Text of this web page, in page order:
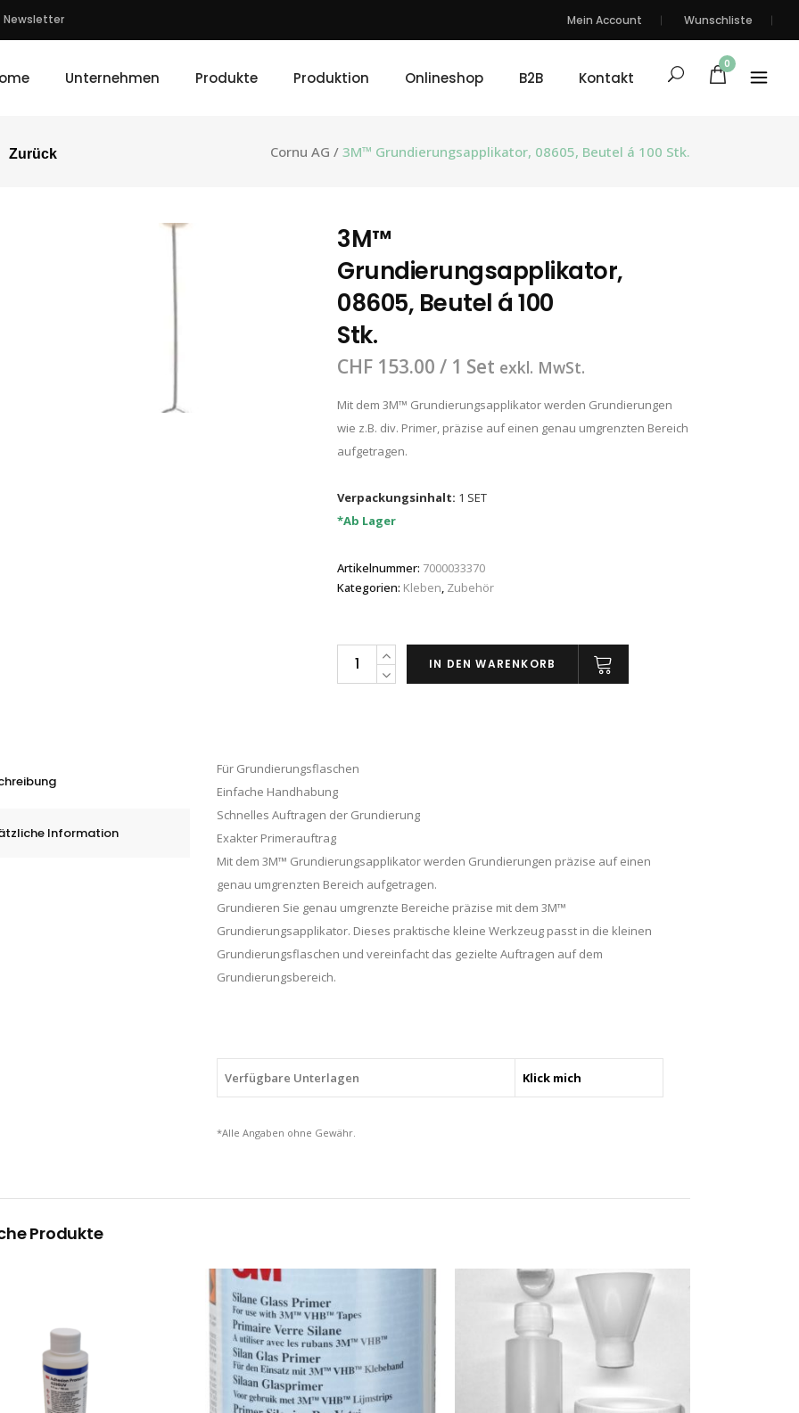
Newsletter Mein Account Wunschliste
Unternehmen Produkte Produktion Onlineshop B2B Kontakt
0
Cornu AG / 3M™ Grundierungsapplikator, 08605, Beutel á 100 Stk.
Zurück
3M™
Grundierungsapplikator,
08605, Beutel á 100
Stk.
CHF 153.00 / 1 Set exkl. MwSt.
Mit dem 3M™ Grundierungsapplikator werden Grundierungen
wie z.B. div. Primer, präzise auf einen genau umgrenzten Bereich
aufgetragen.
Verpackungsinhalt: 1 SET
*Ab Lager
Artikelnummer: 7000033370
Kategorien: Kleben, Zubehör
3M™
Grundierungsapplikator,
100
Stk.
quantity
IN DEN WARENKORB
Information
Für Grundierungsflaschen
Einfache Handhabung
Schnelles Auftragen der Grundierung
Exakter Primerauftrag
Mit dem 3M™ Grundierungsapplikator werden Grundierungen präzise auf einen
genau umgrenzten Bereich aufgetragen.
Grundieren Sie genau umgrenzte Bereiche präzise mit dem 3M™
Grundierungsapplikator. Dieses praktische kleine Werkzeug passt in die kleinen
Grundierungsflaschen und vereinfacht das gezielte Auftragen auf dem
Grundierungsbereich.
Verfügbare Unterlagen Klick mich
*Alle Angaben ohne Gewähr.
Produkte